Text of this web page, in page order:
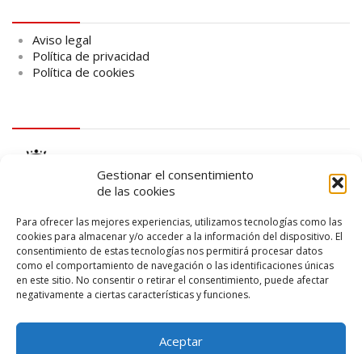
Gestionar el consentimiento
de las cookies
Para ofrecer las mejores experiencias, utilizamos tecnologías como las
cookies para almacenar y/o acceder a la información del dispositivo. El
consentimiento de estas tecnologías nos permitirá procesar datos
como el comportamiento de navegación o las identificaciones únicas
en este sitio. No consentir o retirar el consentimiento, puede afectar
negativamente a ciertas características y funciones.
Aceptar
Aviso legal
Política de privacidad
Política de cookies
logo SID